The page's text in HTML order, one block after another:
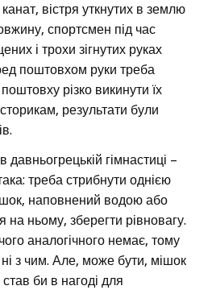
вістря уткнутих в землю
спортсмен під час
і трохи зігнутих руках
поштовхом руки треба
різко викинути їх
результати були
гімнастиці –
треба стрибнути однією
наповнений водою або
на ньому, зберегти рівновагу.
аналогічного немає, тому
ні з чим. Але, може бути, мішок
би в нагоді для